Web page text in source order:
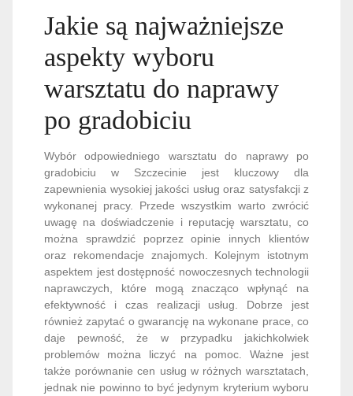
Jakie są najważniejsze
aspekty wyboru
warsztatu do naprawy
po gradobiciu
Wybór odpowiedniego warsztatu do naprawy po
gradobiciu w Szczecinie jest kluczowy dla
zapewnienia wysokiej jakości usług oraz satysfakcji z
wykonanej pracy. Przede wszystkim warto zwrócić
uwagę na doświadczenie i reputację warsztatu, co
można sprawdzić poprzez opinie innych klientów
oraz rekomendacje znajomych. Kolejnym istotnym
aspektem jest dostępność nowoczesnych technologii
naprawczych, które mogą znacząco wpłynąć na
efektywność i czas realizacji usług. Dobrze jest
również zapytać o gwarancję na wykonane prace, co
daje pewność, że w przypadku jakichkolwiek
problemów można liczyć na pomoc. Ważne jest
także porównanie cen usług w różnych warsztatach,
jednak nie powinno to być jedynym kryterium wyboru